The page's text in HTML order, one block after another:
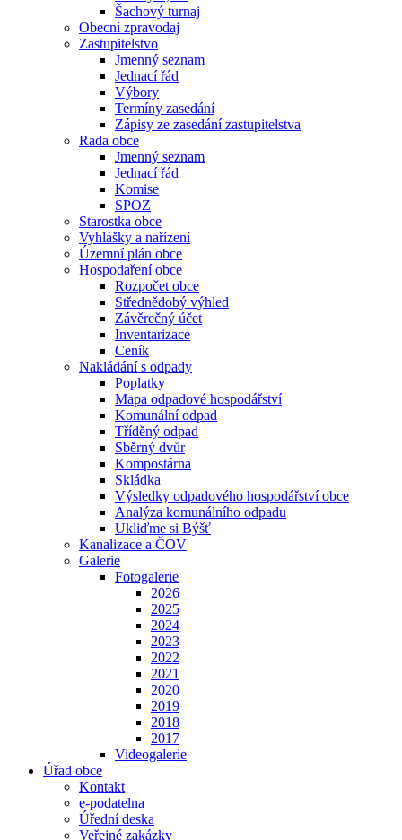
Šachový turnaj
Obecní zpravodaj
Zastupitelstvo
Jmenný seznam
Jednací řád
Výbory
Termíny zasedání
Zápisy ze zasedání zastupitelstva
Rada obce
Jmenný seznam
Jednací řád
Komise
SPOZ
Starostka obce
Vyhlášky a nařízení
Územní plán obce
Hospodaření obce
Rozpočet obce
Střednědobý výhled
Závěrečný účet
Inventarizace
Ceník
Nakládání s odpady
Poplatky
Mapa odpadové hospodářství
Komunální odpad
Tříděný odpad
Sběrný dvůr
Kompostárna
Skládka
Výsledky odpadového hospodářství obce
Analýza komunálního odpadu
Ukliďme si Býšť
Kanalizace a ČOV
Galerie
Fotogalerie
2026
2025
2024
2023
2022
2021
2020
2019
2018
2017
Videogalerie
Úřad obce
Kontakt
e-podatelna
Úřední deska
Veřejné zakázky